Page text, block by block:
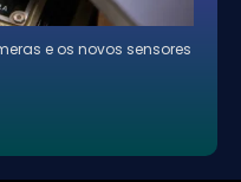
e os novos sensores